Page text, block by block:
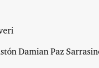
Damian Paz